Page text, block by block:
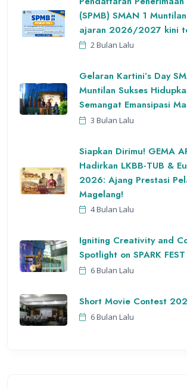
(SPMB) SMAN 1
ajaran 2026/2027 kini
2 Bulan Lalu
Gelaran Kartini’s Day
Muntilan Sukses
Semangat Emansipasi
3 Bulan Lalu
Siapkan Dirimu! GEMA
Hadirkan LKBB-TUB &
2026: Ajang Prestasi
Magelang!
4 Bulan Lalu
Igniting Creativity and
Spotlight on SPARK
6 Bulan Lalu
Short Movie Contest
6 Bulan Lalu